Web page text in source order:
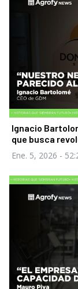
Ignacio
que busca
Ene. 5, 2026 -